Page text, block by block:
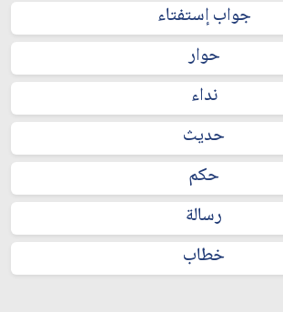
جواب إستفتاء
حوار
نداء
حديث
حكم
رسالة
خطاب